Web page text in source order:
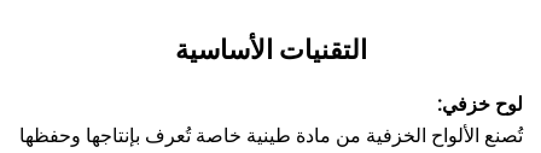
التقنيات الأساسية
لوح خزفي:
تُصنع الألواح الخزفية من مادة طينية خاصة تُعرف بإنتاجها وحفظها